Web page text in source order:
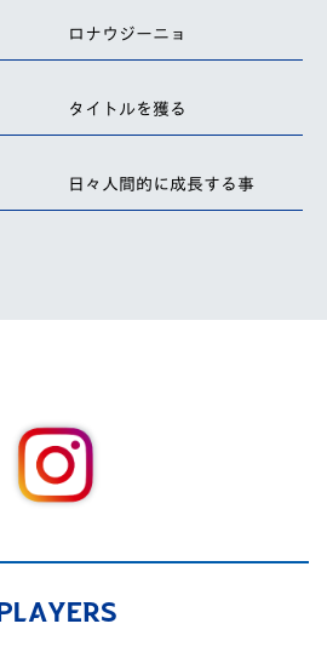
ロナウジーニョ
タイトルを獲る
日々人間的に成長する事
PLAYERS